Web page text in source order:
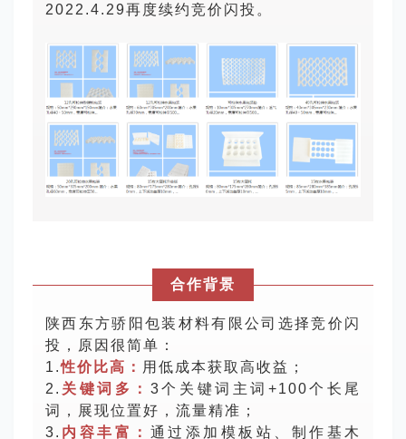
2022.4.29再度续约竞价闪投。
合作背景
陕西东方骄阳包装材料有限公司 选择竞价闪
投，原因 很简单：
1.性价比高： 用低成本获取高收益；
2. 关键词 多： 3个关键词主词+100个长尾
词，展现位置好，流量精准；
3. 内容丰富： 通过添加模板站、制作基木